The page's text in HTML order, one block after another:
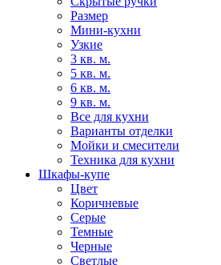
Размер
Мини-кухни
Узкие
3 кв. м.
5 кв. м.
6 кв. м.
9 кв. м.
Все для кухни
Варианты отделки
Мойки и смесители
Техника для кухни
Шкафы-купе
Цвет
Коричневые
Серые
Темные
Черные
Светлые